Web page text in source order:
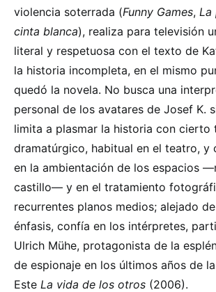
violencia soterrada (Funny Games, La
cinta blanca), realiza para televisión
literal y respetuosa con el texto de
la historia incompleta, en el mismo
quedó la novela. No busca una
personal de los avatares de Josef K.
limita a plasmar la historia con cierto
dramatúrgico, habitual en el teatro, y
en la ambientación de los espacios
castillo— y en el tratamiento
recurrentes planos medios; alejado
énfasis, confía en los intérpretes,
Ulrich Mühe, protagonista de la
de espionaje en los últimos años de
Este La vida de los otros (2006).